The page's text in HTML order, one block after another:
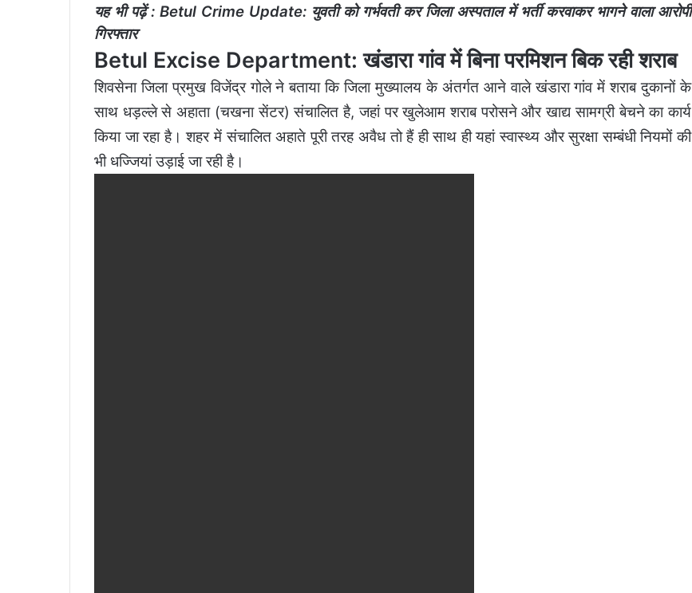
यह भी पढ़ें : Betul Crime Update: युवती को गर्भवती कर जिला अस्पताल में भर्ती करवाकर भागने वाला आरोपी
गिरफ्तार
Betul Excise Department: खंडारा गांव में बिना परमिशन बिक रही शराब
शिवसेना जिला प्रमुख विजेंद्र गोले ने बताया कि जिला मुख्यालय के अंतर्गत आने वाले खंडारा गांव में शराब दुकानों के
साथ धड़ल्ले से अहाता (चखना सेंटर) संचालित है, जहां पर खुलेआम शराब परोसने और खाद्य सामग्री बेचने का कार्य
किया जा रहा है। शहर में संचालित अहाते पूरी तरह अवैध तो हैं ही साथ ही यहां स्वास्थ्य और सुरक्षा सम्बंधी नियमों की
भी धज्जियां उड़ाई जा रही है।